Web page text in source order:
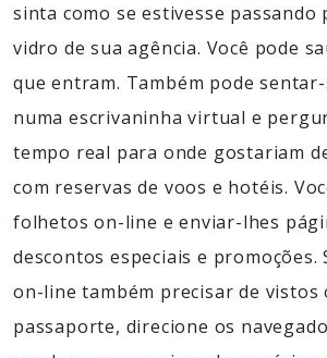
sinta como se estivesse passando
vidro de sua agência. Você pode
que entram. Também pode
numa escrivaninha virtual e
tempo real para onde gostariam
com reservas de voos e hotéis.
folhetos on-line e enviar-lhes
descontos especiais e promoções.
on-line também precisar de vistos
passaporte, direcione os